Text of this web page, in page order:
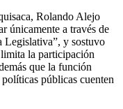
Rolando Alejo
únicamente a través de
Legislativa”, y sostuvo
la participación
que la función
públicas cuenten